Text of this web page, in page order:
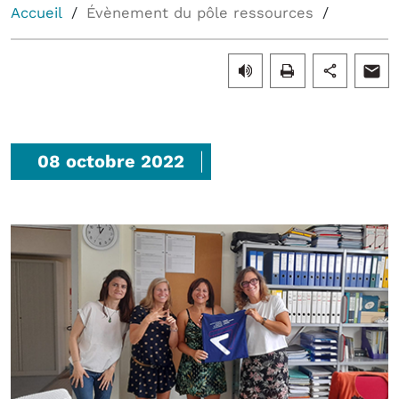
Accueil Évènement du pôle ressources
08 octobre 2022